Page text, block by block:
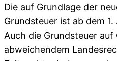
Die auf Grundlage der
Grundsteuer ist ab dem
Auch die Grundsteuer auf
abweichendem